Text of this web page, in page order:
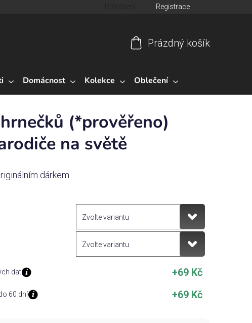
Registrace
košík
Prázdný košík
Domácnost Kolekce Oblečení
(*prověřeno)
na světě
dárkem.
dat +69 Kč
60 dní +69 Kč